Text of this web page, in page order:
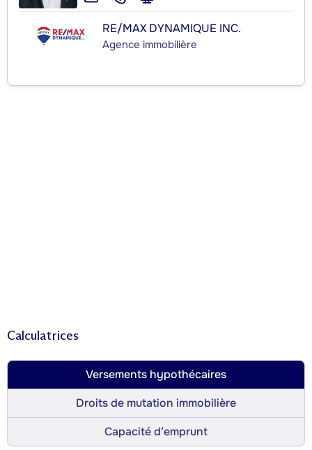
RE/MAX DYNAMIQUE INC.
Agence immobilière
Calculatrices
Versements hypothécaires
Droits de mutation immobilière
Capacité d’emprunt